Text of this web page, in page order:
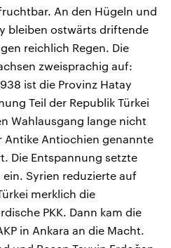
An den Hügeln und
bleiben ostwärts driftende
reichlich Regen. Die
zweisprachig auf:
ist die Provinz Hatay
Teil der Republik Türkei
Wahlausgang lange nicht
Antike Antiochien genannte
Die Entspannung setzte
Syrien reduzierte auf
merklich die
PKK. Dann kam die
in Ankara an die Macht.